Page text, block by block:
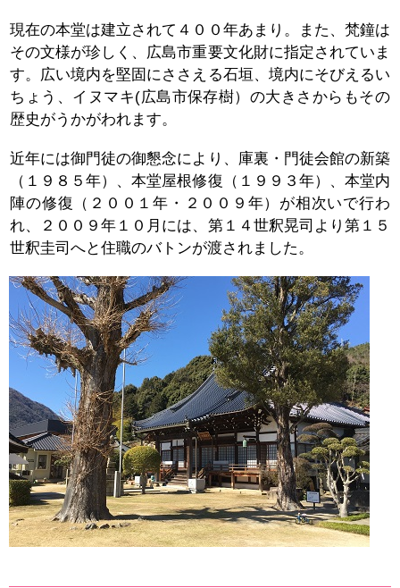
現在の本堂は建立されて４００年あまり。また、梵鐘は
その文様が珍しく、広島市重要文化財に指定されていま
す。広い境内を堅固にささえる石垣、境内にそびえるい
ちょう、イヌマキ(広島市保存樹）の大きさからもその
歴史がうかがわれます。
近年には御門徒の御懇念により、庫裏・門徒会館の新築
（１９８５年）、本堂屋根修復（１９９３年）、本堂内
陣の修復（２００１年・２００９年）が相次いで行わ
れ、２００９年１０月には、第１４世釈晃司より第１５
世釈圭司へと住職のバトンが渡されました。